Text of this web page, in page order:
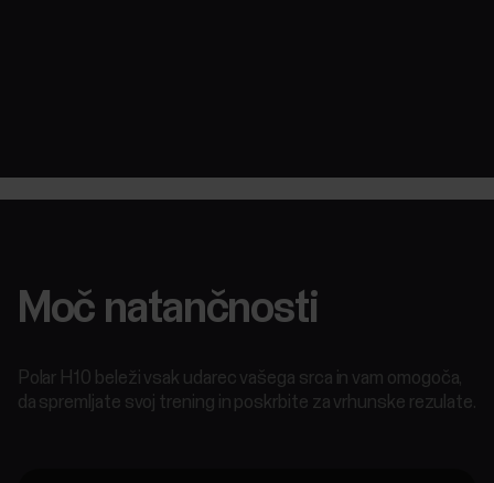
Moč natančnosti
Polar H10 beleži vsak udarec vašega srca in vam omogoča,
da spremljate svoj trening in poskrbite za vrhunske rezulate.